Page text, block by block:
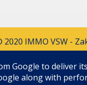
IMMO VSW -
Google to deliver
along with